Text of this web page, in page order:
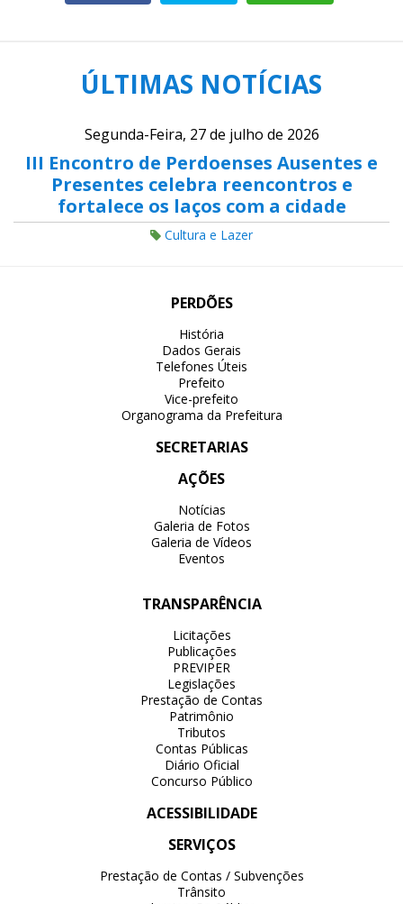
ÚLTIMAS NOTÍCIAS
Segunda-Feira, 27 de julho de 2026
III Encontro de Perdoenses Ausentes e
Presentes celebra reencontros e
fortalece os laços com a cidade
Cultura e Lazer
PERDÕES
História
Dados Gerais
Telefones Úteis
Prefeito
Vice-prefeito
Organograma da Prefeitura
SECRETARIAS
AÇÕES
Notícias
Galeria de Fotos
Galeria de Vídeos
Eventos
TRANSPARÊNCIA
Licitações
Publicações
PREVIPER
Legislações
Prestação de Contas
Patrimônio
Tributos
Contas Públicas
Diário Oficial
Concurso Público
ACESSIBILIDADE
SERVIÇOS
Prestação de Contas / Subvenções
Trânsito